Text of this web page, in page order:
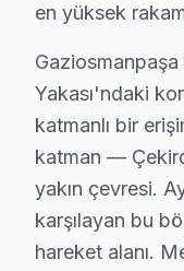
bu marka TV
Regal panel'niz
söz konusu
Gaziosmanpaşa
Bağlarbaşı,
en yüksek
Yakası'ndaki
katmanlı bir
katman —
yakın çevresi.
karşılayan bu
hareket alanı.